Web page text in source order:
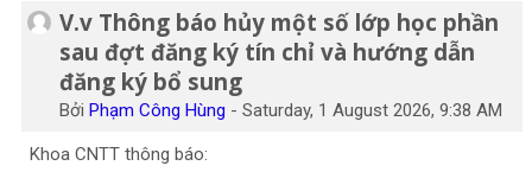
V.v Thông báo hủy một số lớp học phần
sau đợt đăng ký tín chỉ và hướng dẫn
đăng ký bổ sung
Bởi Phạm Công Hùng - Saturday, 1 August 2026, 9:38 AM
Khoa CNTT thông báo: